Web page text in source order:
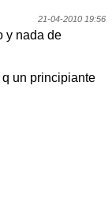
21-04-2010 19:56
y nada de
un principiante